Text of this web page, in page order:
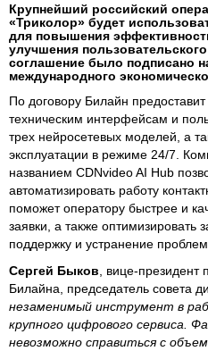
Крупнейший российский
«Триколор» будет
для повышения
улучшения
соглашение было подписано
международного
По договору Билайн предоставит
техническим интерфейсам и
трех нейросетевых моделей, а
эксплуатации в режиме 24/7.
названием CDNvideo AI Hub
автоматизировать работу
поможет оператору быстрее и
заявки, а также оптимизировать
поддержку и устранение проблем.
Сергей Быков , вице-президент
Билайна, председатель совета
незаменимый инструмент в
крупного цифрового сервиса.
невозможно справиться с